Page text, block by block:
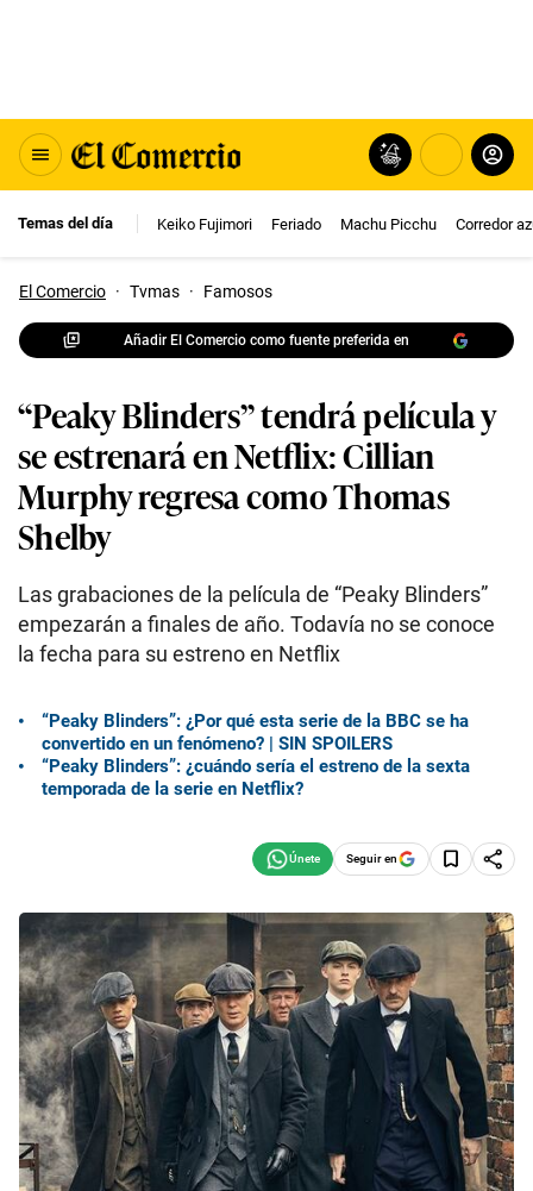
Temas del día Keiko Fujimori Feriado Machu Picchu Corredor
El Comercio · Tvmas · Famosos
Añadir El Comercio como fuente preferida en
“Peaky Blinders” tendrá película y
se estrenará en Netflix: Cillian
Murphy regresa como Thomas
Shelby
Las grabaciones de la película de “Peaky Blinders”
empezarán a finales de año. Todavía no se conoce
la fecha para su estreno en Netflix
“Peaky Blinders”: ¿Por qué esta serie de la BBC se ha
convertido en un fenómeno? | SIN SPOILERS
“Peaky Blinders”: ¿cuándo sería el estreno de la sexta
temporada de la serie en Netflix?
Seguir en